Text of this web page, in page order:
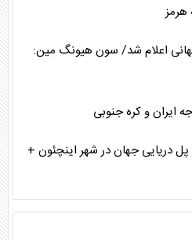
هرمز
اعلام شد/ سون هیونگ مین:
ایران و کره جنوبی
پل دریایی جهان در شهر اینچئون +